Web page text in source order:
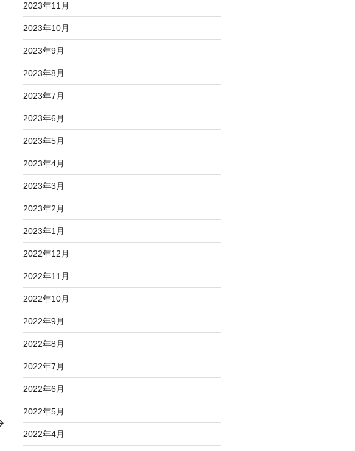
2023年11月
2023年10月
2023年9月
2023年8月
2023年7月
2023年6月
2023年5月
2023年4月
2023年3月
2023年2月
2023年1月
2022年12月
2022年11月
2022年10月
2022年9月
2022年8月
2022年7月
2022年6月
2022年5月
2022年4月